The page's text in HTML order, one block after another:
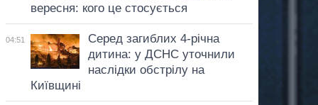
вересня: кого це стосується
04:51
Серед загиблих 4-річна
дитина: у ДСНС уточнили
наслідки обстрілу на
Київщині